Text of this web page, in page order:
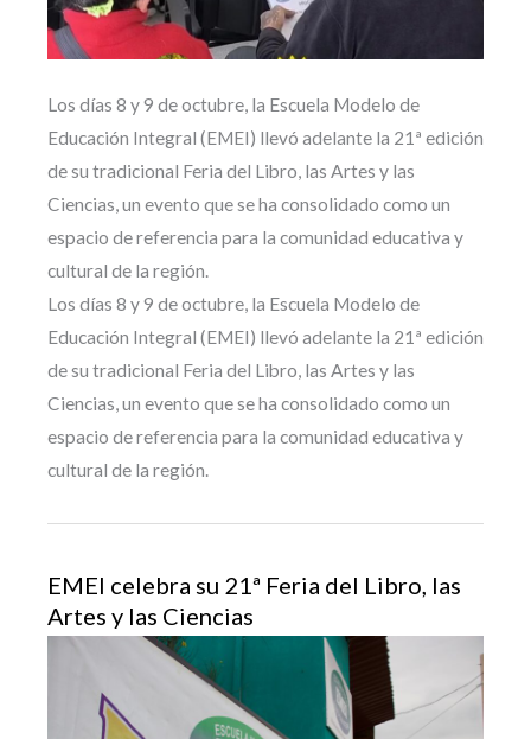
Los días 8 y 9 de octubre, la Escuela Modelo de
Educación Integral (EMEI) llevó adelante la 21ª edición
de su tradicional Feria del Libro, las Artes y las
Ciencias, un evento que se ha consolidado como un
espacio de referencia para la comunidad educativa y
cultural de la región.
Los días 8 y 9 de octubre, la Escuela Modelo de
Educación Integral (EMEI) llevó adelante la 21ª edición
de su tradicional Feria del Libro, las Artes y las
Ciencias, un evento que se ha consolidado como un
espacio de referencia para la comunidad educativa y
cultural de la región.
EMEI celebra su 21ª Feria del Libro, las
Artes y las Ciencias